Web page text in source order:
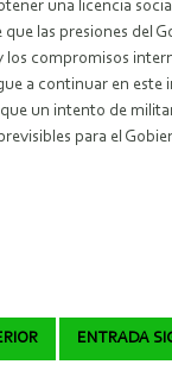
una licencia
que las presiones del
los compromisos
a continuar en este
un intento de
para el
ENTRADA